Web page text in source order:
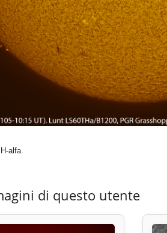
alfa.
di questo utente